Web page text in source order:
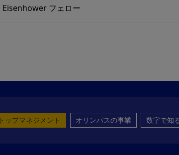
Eisenhower フェロー
トップマネジメント オリンパスの事業 数字で知